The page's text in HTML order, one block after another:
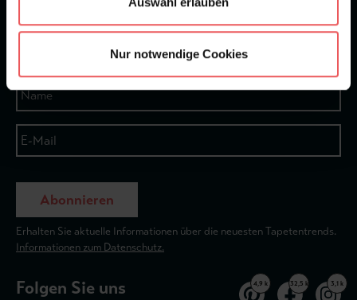
Nur notwendige Cookies
Bei 1245 Bewertungen
Newsletter
Abonnieren
Erhalten Sie aktuelle Informationen über die neuesten Tapetentrends.
Informationen zum Datenschutz.
Folgen Sie uns 4,9 k 32,5 k 3,1 k